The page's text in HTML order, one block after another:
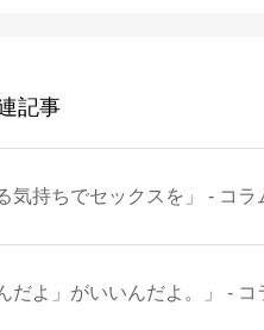
記事
気持ちでセックスを」 - コラ
だよ」がいいんだよ。」 - コ